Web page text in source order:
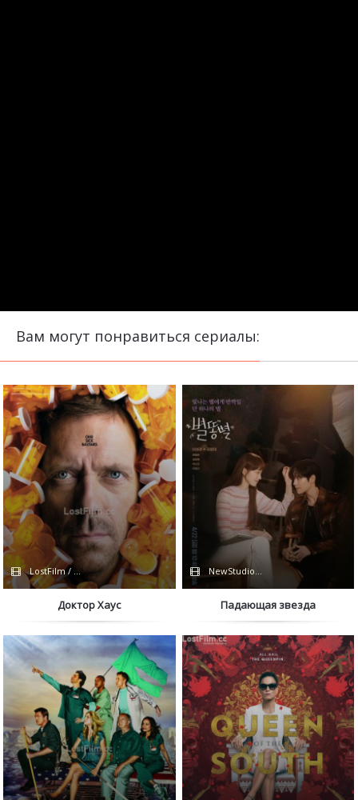
Вам могут понравиться сериалы:
LostFilm / FOX
Доктор Хаус
NewStudio / HDRezka
Падающая звезда